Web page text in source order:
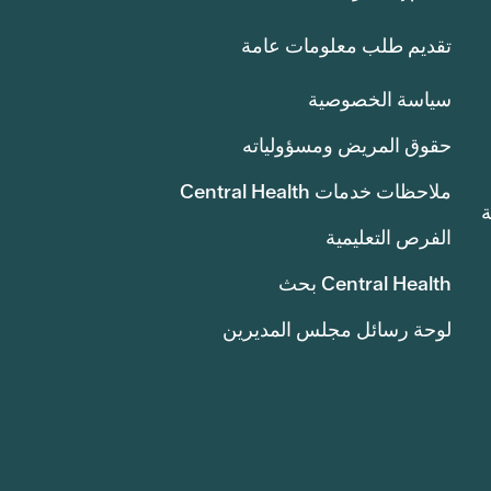
تقديم طلب معلومات عامة
سياسة الخصوصية
حقوق المريض ومسؤولياته
ملاحظات خدمات Central Health
الفرص التعليمية
Central Health بحث
لوحة رسائل مجلس المديرين